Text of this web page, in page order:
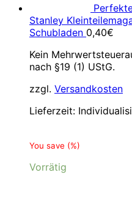
Stanley
Schubladen 0,40€
Kein
nach §19 (1) UStG.
zzgl. Versandkosten
Lieferzeit:
You save (%)
Vorrätig